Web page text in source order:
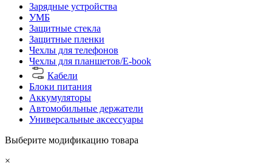
Зарядные устройства
УМБ
Защитные стекла
Защитные пленки
Чехлы для телефонов
Чехлы для планшетов/E-book
Кабели
Блоки питания
Аккумуляторы
Автомобильные держатели
Универсальные аксессуары
Выберите модификацию товара
×